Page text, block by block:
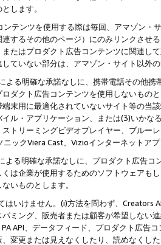
します。
ンテンツを使用する際は毎回、アマゾン
するその他のページ）にのみリンクさせ
たはプロダクト広告コンテンツに関連し
ていない部分は、アマゾン・サイト以外
よる明確な承諾なしに、携帯電話その他
ダクト広告コンテンツを使用しないもの
末用に最適化されていないサイト等の当
ル・アプリケーション、または(3)いか
トリーミングビデオプレイヤー、ブルー
ニックViera Cast、Vizioインターネットア
よる明確な承諾なしに、プロダクト広告
は企業が使用するためのソフトウェアも
いものとします。
いけません。(i)方法を問わず、Creators
ミング、販売者または顧客が希望しない
API、データフィード、プロダクト広告
変更または見えなくしたり、読めなくし